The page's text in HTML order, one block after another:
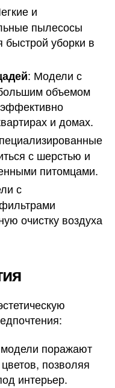
и
пылесосы
уборки в
: Модели с
объемом
и домах.
с шерстью и
питомцами.
с
очистку воздуха
поражают
позволяя
интерьер.